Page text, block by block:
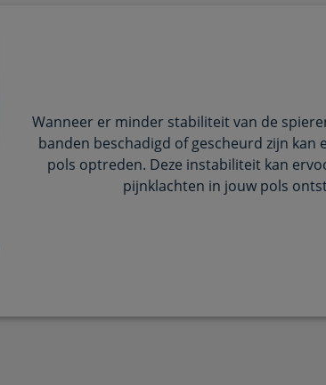
Wanneer er minder stabiliteit van de
banden beschadigd of gescheurd zijn kan
pols optreden. Deze instabiliteit kan
pijnklachten in jouw pols